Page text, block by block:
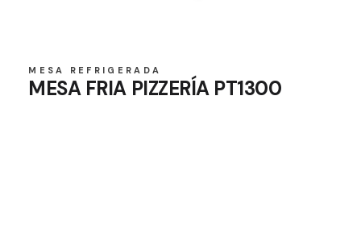
MESA REFRIGERADA
MESA FRIA PIZZERÍA PT1300